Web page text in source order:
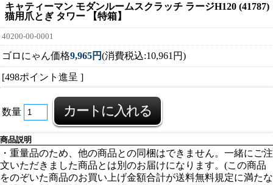
キャティーマン モダンルームスクラッチ ラージH120 (41787)
猫用爪とぎ タワー 【特箱】
40200-00-0001
ゴロにゃん価格9,965円(消費税込:10,961円)
[498ポイント進呈 ]
数量
商品説明
・重量品のため、他の商品との同梱はできません。一緒にご注
文いただきました商品とは別のお届けになります。(この商品
をのぞいた商品のお買い上げ金額合計が送料無料規定に満たな